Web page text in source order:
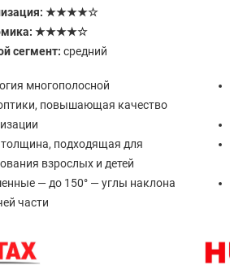
★★★★☆
★★★★☆
сегмент: средний
многополосной
повышающая качество
подходящая для
взрослых и детей
— до 150° — углы наклона
части